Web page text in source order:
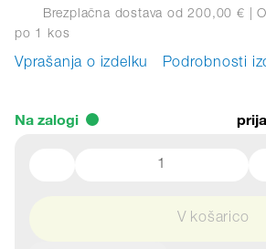
Brezplačna dostava od 200,00 € |
po 1 kos
Vprašanja o izdelku Podrobnosti
Na zalogi
V košarico